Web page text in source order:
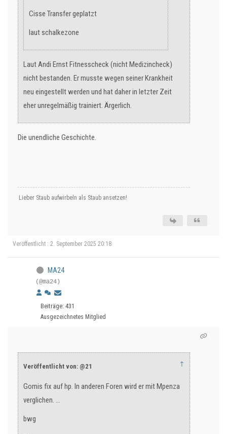
Cisse Transfer geplatzt
laut schalkezone
Laut Andi Ernst Fitnesscheck (nicht Medizincheck)
nicht bestanden. Er musste wegen seiner Krankheit
neu eingestellt werden und hat daher in letzter Zeit
eher unregelmäßig trainiert. Ärgerlich.
Die unendliche Geschichte.
Lieber Staub aufwirbeln als Staub ansetzen!
Veröffentlicht : 2. September 2025 20:18
MA24
(@ma24)
Beiträge: 431
Ausgezeichnetes Mitglied
Veröffentlicht von: @21 ↑
Gomis fix auf hp. In anderen Foren wird er mit Mpenza
verglichen. ...
bwg